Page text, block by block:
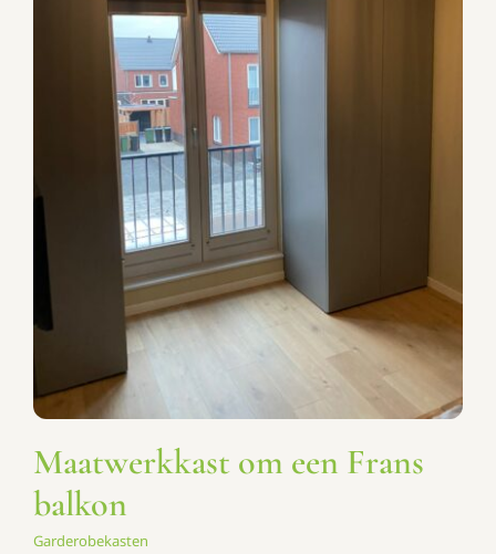
Maatwerkkast om een Frans
balkon
Garderobekasten
Maatwerkkast om een Frans
balkon
Garderobekasten